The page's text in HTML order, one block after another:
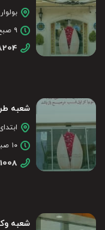
بولوار
۹ صبح الی ۱۱ شب
شعبه
۱۰ صبح الی ۱۰ شب
شعبه